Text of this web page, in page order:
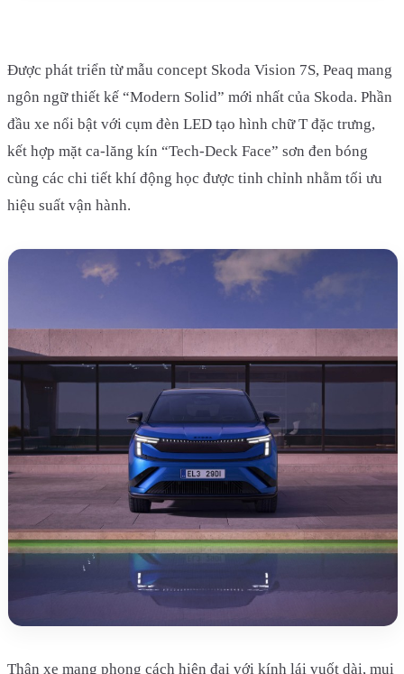
Được phát triển từ mẫu concept Skoda Vision 7S, Peaq mang
ngôn ngữ thiết kế “Modern Solid” mới nhất của Skoda. Phần
đầu xe nổi bật với cụm đèn LED tạo hình chữ T đặc trưng,
kết hợp mặt ca-lăng kín “Tech-Deck Face” sơn đen bóng
cùng các chi tiết khí động học được tinh chỉnh nhằm tối ưu
hiệu suất vận hành.
Thân xe mang phong cách hiện đại với kính lái vuốt dài, mui